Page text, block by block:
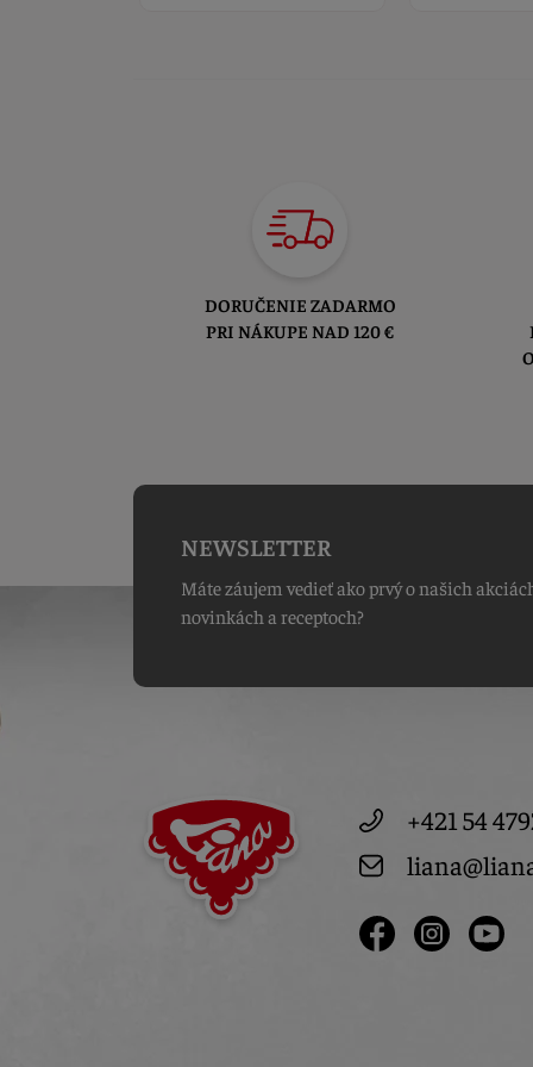
DORUČENIE ZADARMO
PRI NÁKUPE NAD 120 €
NEWSLETTER
Máte záujem vedieť ako prvý o našich
novinkách a receptoch?
+421 54